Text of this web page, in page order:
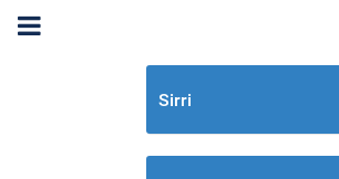
Sirri